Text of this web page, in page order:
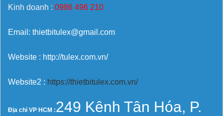
Kinh doanh : 0986 496 210
Email: thietbitulex@gmail.com
Website : http://tulex.com.vn/
Website2 : https://thietbitulex.com.vn/
Địa chỉ VP HCM :249 Kênh Tân Hóa, P.